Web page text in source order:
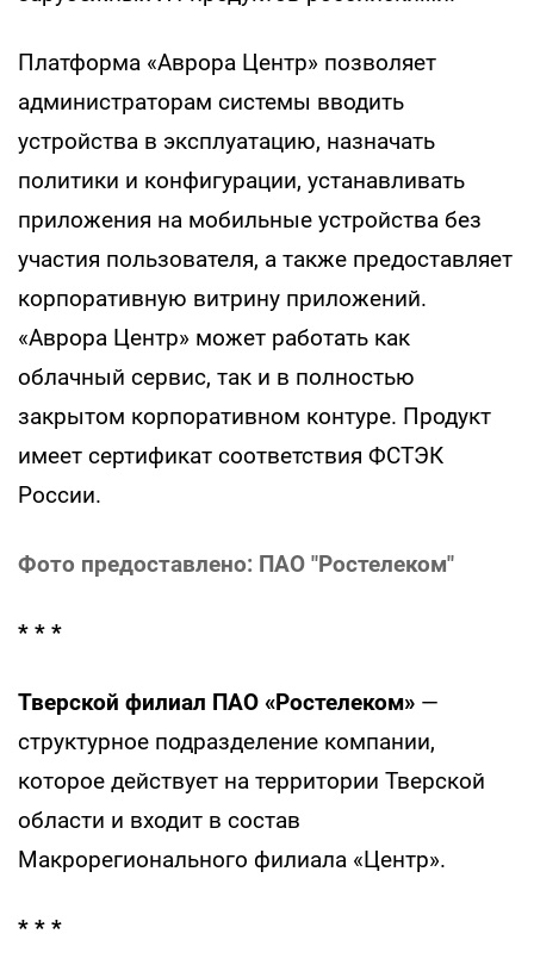
Платформа «Аврора Центр» позволяет
администраторам системы вводить
устройства в эксплуатацию, назначать
политики и конфигурации, устанавливать
приложения на мобильные устройства без
участия пользователя, а также предоставляет
корпоративную витрину приложений.
«Аврора Центр» может работать как
облачный сервис, так и в полностью
закрытом корпоративном контуре. Продукт
имеет сертификат соответствия ФСТЭК
России.
Фото предоставлено: ПАО "Ростелеком"
* * *
Тверской филиал ПАО «Ростелеком» —
структурное подразделение компании,
которое действует на территории Тверской
области и входит в состав
Макрорегионального филиала «Центр».
* * *